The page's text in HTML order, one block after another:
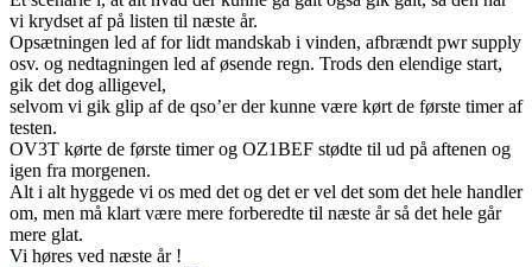
vi krydset af på listen til næste år.
Opsætningen led af for lidt mandskab i vinden, afbrændt pwr supply
osv. og nedtagningen led af øsende regn. Trods den elendige start,
gik det dog alligevel,
selvom vi gik glip af de qso’er der kunne være kørt de første timer af
testen.
OV3T kørte de første timer og OZ1BEF stødte til ud på aftenen og
igen fra morgenen.
Alt i alt hyggede vi os med det og det er vel det som det hele handler
om, men må klart være mere forberedte til næste år så det hele går
mere glat.
Vi høres ved næste år !